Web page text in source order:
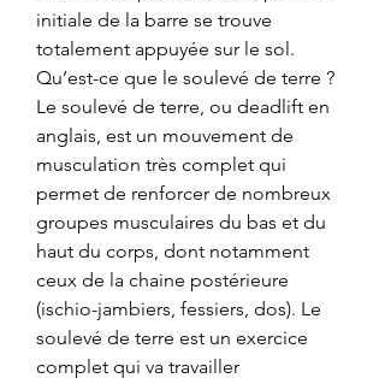
initiale de la barre se trouve
totalement appuyée sur le sol.
Qu’est-ce que le soulevé de terre ?
Le soulevé de terre, ou deadlift en
anglais, est un mouvement de
musculation très complet qui
permet de renforcer de nombreux
groupes musculaires du bas et du
haut du corps, dont notamment
ceux de la chaine postérieure
(ischio-jambiers, fessiers, dos). Le
soulevé de terre est un exercice
complet qui va travailler